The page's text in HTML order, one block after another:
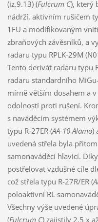
(iz.9.13) (Fulcrum C), který
nádrží, aktivním rušičem
1FU a modifikovaným
zbraňových závěsníků, a
radaru typu RPLK-29M
Tento derivát radaru typu
radaru standardního
mírně větším dosahem a
odolností proti rušení.
s naváděcím systémem
typu R-27ER (AA-10 Alamo)
uvedená střela byla
samonaváděcí hlavicí.
postřelovat vzdušné cíle
což střela typu R-27R/ER (
poloaktivní RL
Všechny výše uvedené
(Fulcrum C) zajistily 2,5 x